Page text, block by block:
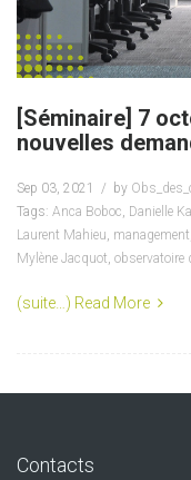
[Séminaire] 7
nouvelles
Sep 03, 2021 by
Tags: Anca Boboc, Danielle
Laurent Mahieu, management
Mylène Jacquot, observatoire
(suite…) Read More
Contacts